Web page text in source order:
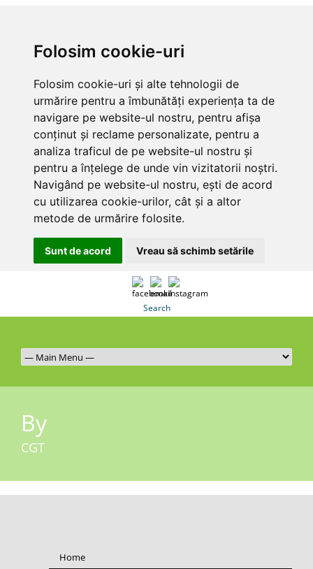
Folosim cookie-uri
Folosim cookie-uri și alte tehnologii de
urmărire pentru a îmbunătăți experiența ta de
navigare pe website-ul nostru, pentru afișa
conținut și reclame personalizate, pentru a
analiza traficul de pe website-ul nostru și
pentru a înțelege de unde vin vizitatorii noștri.
Navigând pe website-ul nostru, ești de acord
cu utilizarea cookie-urilor, cât și a altor
metode de urmărire folosite.
Sunt de acord Vreau să schimb setările
Search
By
CGT
Home